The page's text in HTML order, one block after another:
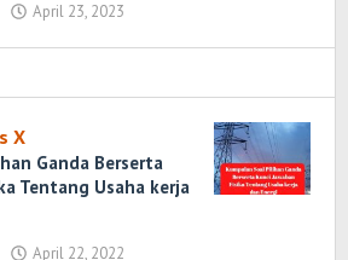
April 23, 2023
X
Ganda Berserta
Tentang Usaha kerja
April 22, 2022